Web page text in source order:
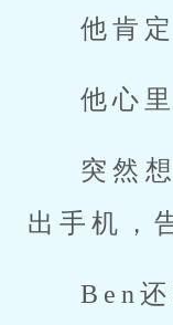
他肯
他心
突然
出手机，
Ben